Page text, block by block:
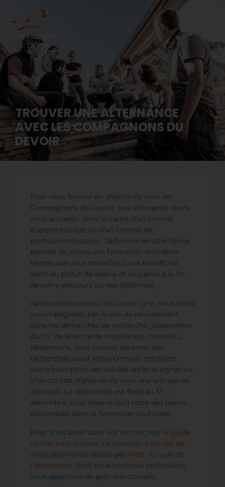
TROUVER UNE ALTERNANCE
AVEC LES COMPAGNONS DU
DEVOIR
Pour vous former en alternance avec les
Compagnons du Devoir, une entreprise devra
vous accueillir dans le cadre d’un contrat
d’apprentissage ou d’un contrat de
professionnalisation. Se former en alternance
permet de suivre une formation en même
temps que vous travaillez (vous bénéficiez
donc du statut de salarié et acquérez à la fin
de votre parcours ou des diplômes).
Après votre pré-inscription en ligne, vous serez
accompagné(e) par le site de recrutement
dans les démarches de recherche (élaboration
du CV, de la lettre de motivation, conseils…).
Néanmoins, vous pouvez entamer des
recherches avant votre premier entretien.
Votre inscription est validée après la signature
d’un contrat d’alternance avec une entreprise
d’accueil. La date limite est fixée au 31
décembre, sous réserve qu’il reste des places
disponibles dans la formation souhaitée.
Pour vous aider dans vos recherches, le guide
ultime pour trouver l’entreprise d’accueil de
votre alternance réalisé par Walt : la voie de
l’alternance, dont nous sommes partenaires,
vous apportera de précieux conseils.